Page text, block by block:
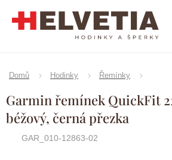
Domů Hodinky Řemínky
Garmin řemínek QuickFit
béžový, černá přezka
GAR_010-12863-02